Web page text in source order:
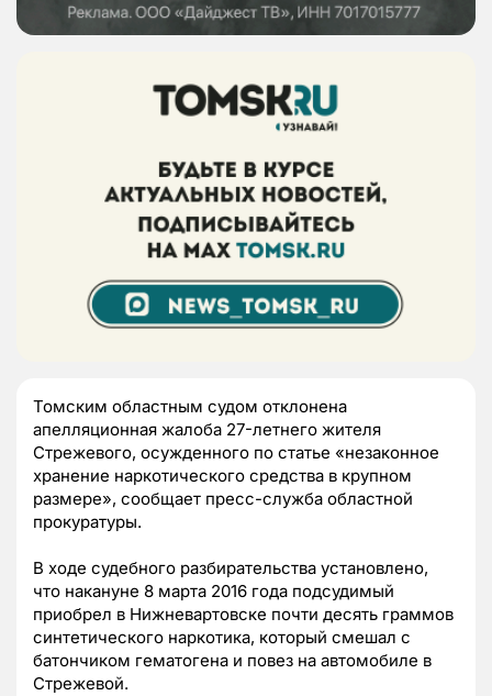
Томским областным судом отклонена
апелляционная жалоба 27-летнего жителя
Стрежевого, осужденного по статье «незаконное
хранение наркотического средства в крупном
размере», сообщает пресс-служба областной
прокуратуры.
В ходе судебного разбирательства установлено,
что накануне 8 марта 2016 года подсудимый
приобрел в Нижневартовске почти десять граммов
синтетического наркотика, который смешал с
батончиком гематогена и повез на автомобиле в
Стрежевой.